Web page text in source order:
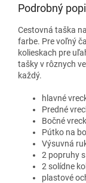
Podrobný
Cestovná taška
farbe. Pre voľný
kolieskach pre
tašky v rôznych
každý.
hlavné
Predné
Bočné
Pútko na
Výsuvná
2 popruhy
2 solídne
plastové